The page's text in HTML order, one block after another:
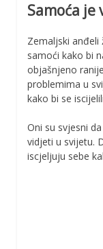
Samoća
Zemaljski anđeli
samoći kako bi
objašnjeno
problemima u
kako bi se
Oni su svjesni
vidjeti u svijetu.
iscjeljuju sebe